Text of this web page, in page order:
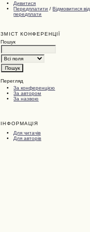
Дивитися
Передплатити /Відмовитися від
передплати
ЗМІСТ КОНФЕРЕНЦІЇ
Пошук
Перегляд
За конференцією
За автором
За назвою
ІНФОРМАЦІЯ
Для читачів
Для авторів